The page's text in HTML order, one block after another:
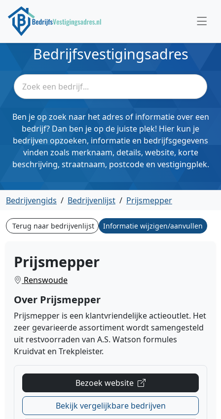
Bedrijfsvestigingsadres
Ben je op zoek naar het adres of informatie over een
bedrijf? Dan ben je op de juiste plek! Hier kun je
bedrijven opzoeken, informatie en bedrijfsgegevens
vinden zoals merknaam, details, website, korte
beschrijving, straatnaam, postcode en vestigingplek.
Bedrijvengids / Bedrijvenlijst / Prijsmepper
Terug naar bedrijvenlijst Informatie wijzigen/aanvullen
Prijsmepper
Renswoude
Over Prijsmepper
Prijsmepper is een klantvriendelijke actieoutlet. Het
zeer gevarieerde assortiment wordt samengesteld
uit restvoorraden van A.S. Watson formules
Kruidvat en Trekpleister.
Bezoek website
Bekijk vergelijkbare bedrijven